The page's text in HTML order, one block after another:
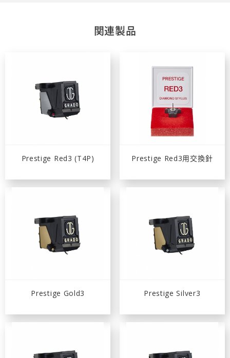
関連製品
Prestige Red3 (T4P) Prestige Red3用交換針
Prestige Gold3 Prestige Silver3